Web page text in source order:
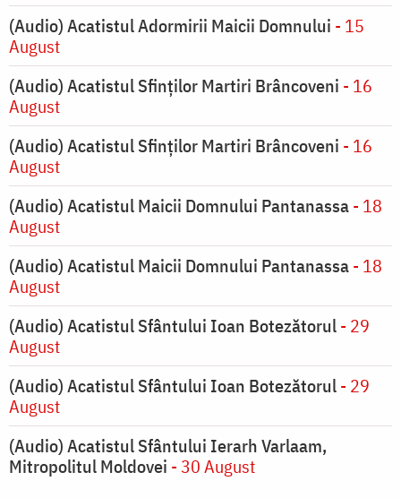
(Audio) Acatistul Adormirii Maicii Domnului - 15
August
(Audio) Acatistul Sfinților Martiri Brâncoveni - 16
August
(Audio) Acatistul Sfinților Martiri Brâncoveni - 16
August
(Audio) Acatistul Maicii Domnului Pantanassa- 18
August
(Audio) Acatistul Maicii Domnului Pantanassa- 18
August
(Audio) Acatistul Sfântului Ioan Botezătorul- 29
August
(Audio) Acatistul Sfântului Ioan Botezătorul- 29
August
(Audio) Acatistul Sfântului Ierarh Varlaam,
Mitropolitul Moldovei - 30 August